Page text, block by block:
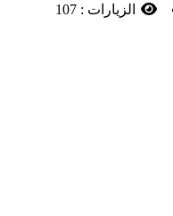
الزيارات : 107